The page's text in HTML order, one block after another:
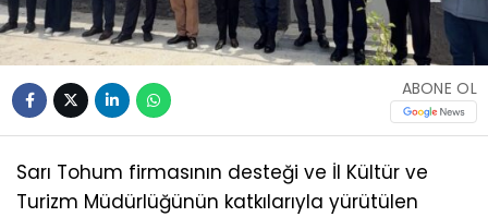
ABONE OL
Sarı Tohum firmasının desteği ve İl Kültür ve
Turizm Müdürlüğünün katkılarıyla yürütülen